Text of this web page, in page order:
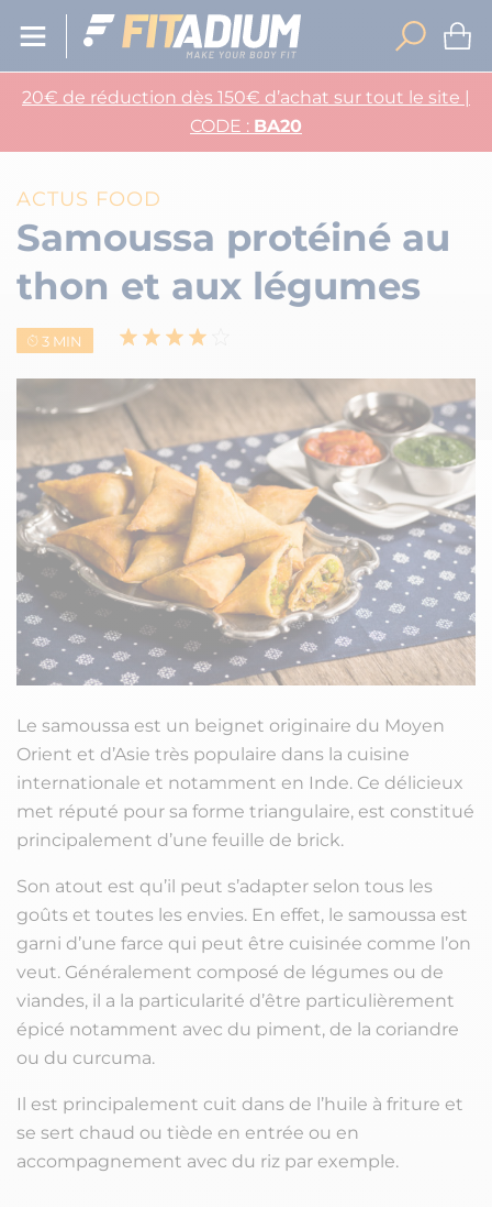
20€ de réduction dès 150€ d’achat sur tout le site |
CODE : BA20
ACTUS FOOD
Samoussa protéiné au
thon et aux légumes
3 MIN
Le samoussa est un beignet originaire du Moyen
Orient et d’Asie très populaire dans la cuisine
internationale et notamment en Inde. Ce délicieux
met réputé pour sa forme triangulaire, est constitué
principalement d’une feuille de brick.
Son atout est qu’il peut s’adapter selon tous les
goûts et toutes les envies. En effet, le samoussa est
garni d’une farce qui peut être cuisinée comme l’on
veut. Généralement composé de légumes ou de
viandes, il a la particularité d’être particulièrement
épicé notamment avec du piment, de la coriandre
ou du curcuma.
Il est principalement cuit dans de l’huile à friture et
se sert chaud ou tiède en entrée ou en
accompagnement avec du riz par exemple.